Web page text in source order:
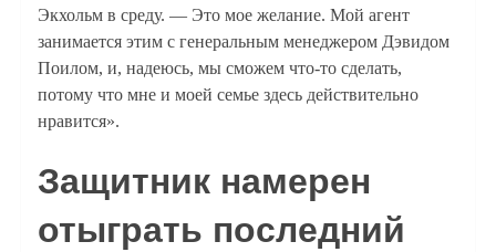
Экхольм в среду. — Это мое желание. Мой агент
занимается этим с генеральным менеджером Дэвидом
Поилом, и, надеюсь, мы сможем что-то сделать,
потому что мне и моей семье здесь действительно
нравится».
Защитник намерен
отыграть последний